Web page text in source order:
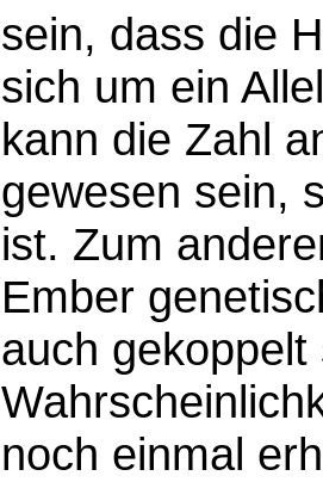
sein, dass die
sich um ein
kann die Zahl
gewesen sein,
ist. Zum
Ember
auch
noch einmal